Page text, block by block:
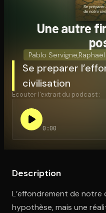
Ouvre l'app Appareil
Une autre
Pablo Servigne
Se preparer
civilisation
Écouter l'extrait du podcast :
0:00
Description
L’effondrement de notre
hypothèse, mais une